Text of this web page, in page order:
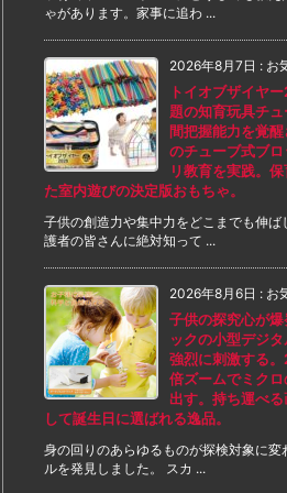
ゃがあります。家事に追わ ...
2026年8月7日 : お
トイオブザイヤ
題の知育玩具チ
間把握能力を覚
のチューブ式ブ
リ教育を実践。
た室内遊びの決定版おもちゃ。
子供の創造力や集中力をどこまでも伸ば
護者の皆さんに絶対知って ...
2026年8月6日 : お
子供の探究心が
ックの小型デジ
強烈に刺激する
倍ズームでミク
出す。持ち運べ
して誕生日に選ばれる逸品。
身の回りのあらゆるものが探検対象に変
ルを発見しました。 スカ ...